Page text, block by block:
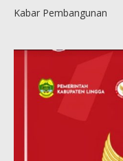
Kabar Pembangunan